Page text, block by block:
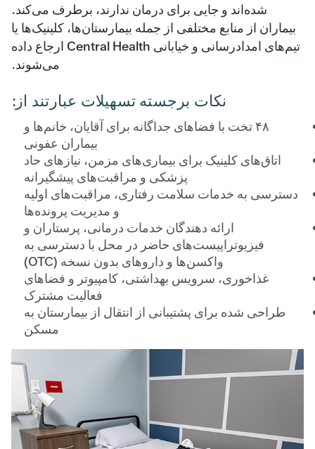
شده‌اند و جایی برای درمان ندارند، برطرف می‌کند.
بیماران از منابع مختلفی از جمله بیمارستان‌ها، کلینیک‌ها یا
تیم‌های امدادرسانی و خیابانی Central Health ارجاع داده
می‌شوند.
نکات برجسته تسهیلات عبارتند از:
۴۸ تخت با فضاهای جداگانه برای آقایان، خانم‌ها و
بیماران عفونی
اتاق‌های کلینیک برای بیماری‌های مزمن، نیازهای حاد
پزشکی و مراقبت‌های پیشگیرانه
دسترسی به خدمات سلامت رفتاری، مراقبت‌های اولیه
و مدیریت پرونده‌ها
ارائه دهندگان خدمات درمانی، پرستاران و
فیزیوتراپیست‌های حاضر در محل با دسترسی به
واکسن‌ها و داروهای بدون نسخه (OTC)
غذاخوری، سرویس بهداشتی، کامپیوتر و فضاهای
فعالیت مشترک
طراحی شده برای پشتیبانی از انتقال از بیمارستان به
مسکن